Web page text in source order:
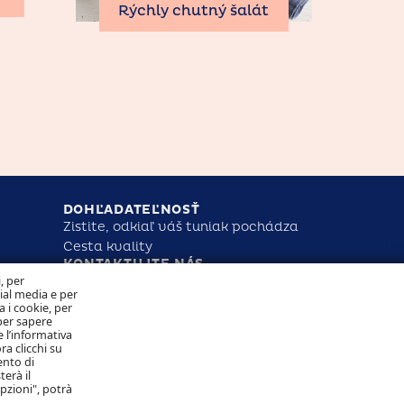
per
media e per
i cookie, per
sapere
clicchi su
di
il
potrà
Rýchly chutný šalát
DOHĽADATEĽNOSŤ
Zistite, odkiaľ váš tuniak pochádza
Cesta kvality
KONTAKTUJTE NÁS
OSOBNÝCH ÚDAJOV
Sledujte nás